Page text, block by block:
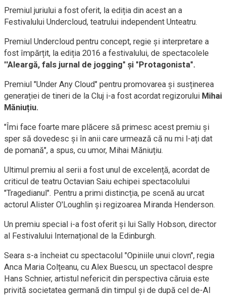
Premiul juriului a fost oferit, la ediția din acest an a
Festivalului Undercloud, teatrului independent Unteatru.
Premiul Undercloud pentru concept, regie și interpretare a
fost împărțit, la ediția 2016 a festivalului, de spectacolele
''Aleargă, fals jurnal de jogging" și "Protagonista".
Premiul "Under Any Cloud" pentru promovarea și susținerea
generației de tineri de la Cluj i-a fost acordat regizorului Mihai
Măniuțiu.
"Îmi face foarte mare plăcere să primesc acest premiu și
sper să dovedesc și în anii care urmează că nu mi l-ați dat
de pomană", a spus, cu umor, Mihai Măniuțiu.
Ultimul premiu al serii a fost unul de excelență, acordat de
criticul de teatru Octavian Saiu echipei spectacolului
"Tragedianul". Pentru a primi distincția, pe scenă au urcat
actorul Alister O'Loughlin și regizoarea Miranda Henderson.
Un premiu special i-a fost oferit și lui Sally Hobson, director
al Festivalului Internațional de la Edinburgh.
Seara s-a încheiat cu spectacolul "Opiniile unui clovn", regia
Anca Maria Colțeanu, cu Alex Buescu, un spectacol despre
Hans Schnier, artistul nefericit din perspectiva căruia este
privită societatea germană din timpul și de după cel de-Al